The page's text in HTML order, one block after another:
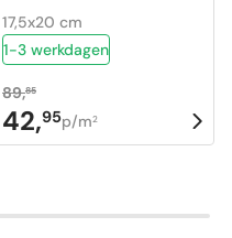
17,5x20 cm
1-3 werkdagen
89,85
Oorspronkelijke
prijs
42,95
Huidige
prijs
p/m2